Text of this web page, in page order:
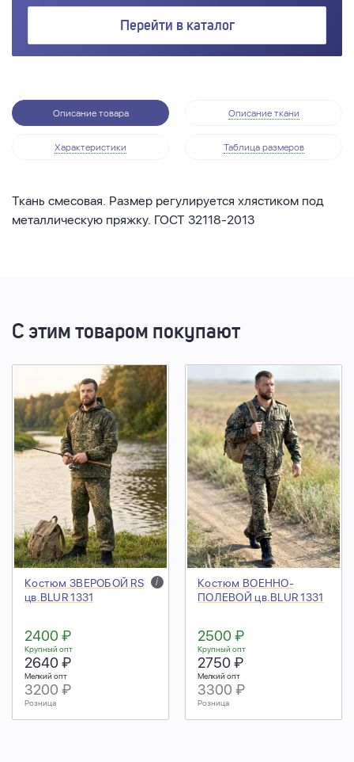
Перейти в каталог
Описание товара Описание ткани
Характеристики Таблица размеров
Ткань смесовая. Размер регулируется хлястиком под
металлическую пряжку. ГОСТ 32118-2013
С этим товаром покупают
Костюм ЗВЕРОБОЙ RS
цв.BLUR 1331
i
2400 ₽
Крупный опт
2640 ₽
Мелкий опт
3200 ₽
Розница
Костюм ВОЕННО-
ПОЛЕВОЙ цв.BLUR 1331
2500 ₽
Крупный опт
2750 ₽
Мелкий опт
3300 ₽
Розница